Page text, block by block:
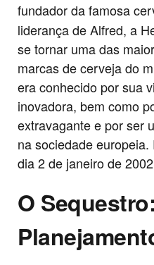
fundador da famosa
liderança de Alfred, a
se tornar uma das
marcas de cerveja do
era conhecido por sua
inovadora, bem como
extravagante e por ser
na sociedade
dia 2 de janeiro de
O Sequestro: